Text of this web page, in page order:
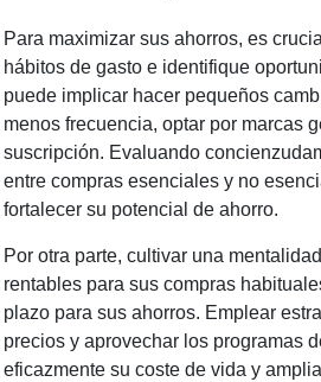
Para maximizar sus ahorros, es
hábitos de gasto e identifique
puede implicar hacer pequeños
menos frecuencia, optar por marcas
suscripción. Evaluando
entre compras esenciales y no
fortalecer su potencial de ahorro.
Por otra parte, cultivar una
rentables para sus compras
plazo para sus ahorros. Emplear
precios y aprovechar los programas
eficazmente su coste de vida y